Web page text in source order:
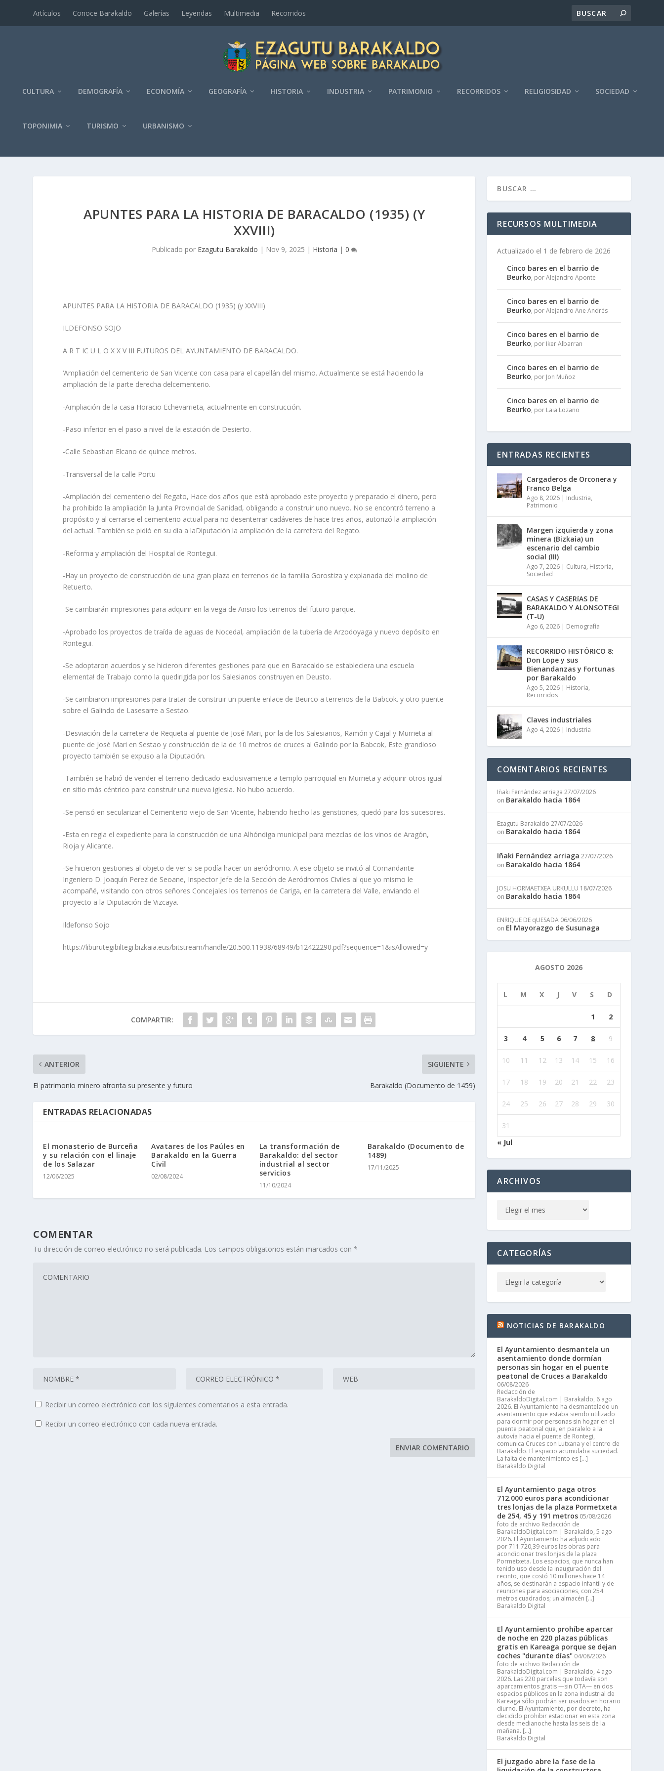
Artí­culos Conoce Barakaldo Galerí­as Leyendas Multimedia Recorridos
CULTURA DEMOGRAFÍA ECONOMÍA GEOGRAFÍ­A HISTORIA INDUSTRIA PATRIMONIO RECORRIDOS RELIGIOSIDAD SOCIEDAD
TOPONIMIA TURISMO URBANISMO
APUNTES PARA LA HISTORIA DE BARACALDO (1935) (Y
XXVIII)
Publicado por Ezagutu Barakaldo | Nov 9, 2025 | Historia | 0
APUNTES PARA LA HISTORIA DE BARACALDO (1935) (y XXVIII)
ILDEFONSO SOJO
A R T IC U L O X X V III FUTUROS DEL AYUNTAMIENTO DE BARACALDO.
‘Ampliación del cementerio de San Vicente con casa para el capellán del mismo. Actualmente se está haciendo la
ampliación de la parte derecha delcementerio.
-Ampliación de la casa Horacio Echevarrieta, actualmente en construcción.
-Paso inferior en el paso a nivel de la estación de Desierto.
-Calle Sebastian Elcano de quince metros.
-Transversal de la calle Portu
-Ampliación del cementerio del Regato, Hace dos años que está aprobado este proyecto y preparado el dinero, pero
ha prohibido la ampliación la Junta Provincial de Sanidad, obligando a construir uno nuevo. No se encontró terreno a
propósito y al cerrarse el cementerio actual para no desenterrar cadáveres de hace tres años, autorizó la ampliación
del actual. También se pidió en su día a laDiputación la ampliación de la carretera del Regato.
-Reforma y ampliación del Hospital de Rontegui.
-Hay un proyecto de construcción de una gran plaza en terrenos de la familia Gorostiza y explanada del molino de
Retuerto.
-Se cambiarán impresiones para adquirir en la vega de Ansio los terrenos del futuro parque.
-Aprobado los proyectos de traída de aguas de Nocedal, ampliación de la tubería de Arzodoyaga y nuevo depósito en
Rontegui.
-Se adoptaron acuerdos y se hicieron diferentes gestiones para que en Baracaldo se estableciera una escuela
elementa! de Trabajo como la quedirigida por los Salesianos construyen en Deusto.
-Se cambiaron impresiones para tratar de construir un puente enlace de Beurco a terrenos de la Babcok. y otro puente
sobre el Galindo de Lasesarre a Sestao.
-Desviación de la carretera de Requeta al puente de José Mari, por la de los Salesianos, Ramón y Cajal y Murrieta al
puente de José Mari en Sestao y construcción de la de 10 metros de cruces al Galindo por la Babcok, Este grandioso
proyecto también se expuso a la Diputación.
-También se habió de vender el terreno dedicado exclusivamente a templo parroquial en Murrieta y adquirir otros igual
en sitio más céntrico para construir una nueva iglesia. No hubo acuerdo.
-Se pensó en secularizar el Cementerio viejo de San Vicente, habiendo hecho las genstiones, quedó para los sucesores.
-Esta en regla el expediente para la construcción de una Alhóndiga municipal para mezclas de los vinos de Aragón,
Rioja y Alicante.
-Se hicieron gestiones al objeto de ver si se podía hacer un aeródromo. A ese objeto se invitó al Comandante
Ingeniero D. Joaquín Perez de Seoane, Inspector Jefe de la Sección de Aeródromos Civiles al que yo mismo le
acompañé, visitando con otros señores Concejales los terrenos de Cariga, en la carretera del Valle, enviando el
proyecto a la Diputación de Vizcaya.
Ildefonso Sojo
https://liburutegibiltegi.bizkaia.eus/bitstream/handle/20.500.11938/68949/b12422290.pdf?sequence=1&isAllowed=y
COMPARTIR:
ANTERIOR
El patrimonio minero afronta su presente y futuro
SIGUIENTE
Barakaldo (Documento de 1459)
ENTRADAS RELACIONADAS
El monasterio de Burceña
y su relación con el linaje
de los Salazar
12/06/2025
Avatares de los Paúles en
Barakaldo en la Guerra
Civil
02/08/2024
La transformación de
Barakaldo: del sector
industrial al sector
servicios
11/10/2024
Barakaldo (Documento de
1489)
17/11/2025
COMENTAR
Tu dirección de correo electrónico no será publicada. Los campos obligatorios están marcados con*
Recibir un correo electrónico con los siguientes comentarios a esta entrada.
Recibir un correo electrónico con cada nueva entrada.
RECURSOS MULTIMEDIA
Actualizado el 1 de febrero de 2026
Cinco bares en el barrio de
Beurko, por Alejandro Aponte
Cinco bares en el barrio de
Beurko, por Alejandro Ane Andrés
Cinco bares en el barrio de
Beurko, por Iker Albarran
Cinco bares en el barrio de
Beurko, por Jon Muñoz
Cinco bares en el barrio de
Beurko, por Laia Lozano
ENTRADAS RECIENTES
Cargaderos de Orconera y
Franco Belga
Ago 8, 2026 | Industria,
Patrimonio
Margen izquierda y zona
minera (Bizkaia) un
escenario del cambio
social (III)
Ago 7, 2026 | Cultura, Historia,
Sociedad
CASAS Y CASERíAS DE
BARAKALDO Y ALONSOTEGI
(T-U)
Ago 6, 2026 | Demografía
RECORRIDO HISTÓRICO 8:
Don Lope y sus
Bienandanzas y Fortunas
por Barakaldo
Ago 5, 2026 | Historia,
Recorridos
Claves industriales
Ago 4, 2026 | Industria
COMENTARIOS RECIENTES
Iñaki Fernández arriaga 27/07/2026
on Barakaldo hacia 1864
Ezagutu Barakaldo 27/07/2026
on Barakaldo hacia 1864
Iñaki Fernández arriaga 27/07/2026
on Barakaldo hacia 1864
JOSU HORMAETXEA URKULLU 18/07/2026
on Barakaldo hacia 1864
ENRIQUE DE qUESADA 06/06/2026
on El Mayorazgo de Susunaga
AGOSTO 2026
L M X J V S D
1 2
3 4 5 6 7 8 9
10 11 12 13 14 15 16
17 18 19 20 21 22 23
24 25 26 27 28 29 30
31
« Jul
ARCHIVOS
CATEGORÍAS
NOTICIAS DE BARAKALDO
El Ayuntamiento desmantela un
asentamiento donde dormían
personas sin hogar en el puente
peatonal de Cruces a Barakaldo
06/08/2026
Redacción de
BarakaldoDigital.com | Barakaldo, 6 ago
2026. El Ayuntamiento ha desmantelado un
asentamiento que estaba siendo utilizado
para dormir por personas sin hogar en el
puente peatonal que, en paralelo a la
autovía hacia el puente de Rontegi,
comunica Cruces con Lutxana y el centro de
Barakaldo. El espacio acumulaba suciedad.
La falta de mantenimiento es […]
Barakaldo Digital
El Ayuntamiento paga otros
712.000 euros para acondicionar
tres lonjas de la plaza Pormetxeta
de 254, 45 y 191 metros 05/08/2026
foto de archivo Redacción de
BarakaldoDigital.com | Barakaldo, 5 ago
2026. El Ayuntamiento ha adjudicado
por 711.720,39 euros las obras para
acondicionar tres lonjas de la plaza
Pormetxeta. Los espacios, que nunca han
tenido uso desde la inauguración del
recinto, que costó 10 millones hace 14
años, se destinarán a espacio infantil y de
reuniones para asociaciones, con 254
metros cuadrados; un almacén […]
Barakaldo Digital
El Ayuntamiento prohíbe aparcar
de noche en 220 plazas públicas
gratis en Kareaga porque se dejan
coches "durante días" 04/08/2026
foto de archivo Redacción de
BarakaldoDigital.com | Barakaldo, 4 ago
2026. Las 220 parcelas que todavía son
aparcamientos gratis —sin OTA— en dos
espacios públicos en la zona industrial de
Kareaga sólo podrán ser usados en horario
diurno. El Ayuntamiento, por decreto, ha
decidido prohibir estacionar en esta zona
desde medianoche hasta las seis de la
mañana. […]
Barakaldo Digital
El juzgado abre la fase de la